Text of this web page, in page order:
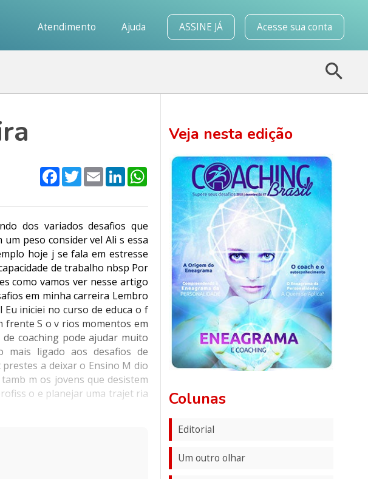
Atendimento Ajuda ASSINE JÁ Acesse sua conta
Facebook
TwitterEmailLinkedInWhatsApp
dos variados desafios que
peso consider vel Ali s essa
hoje j se fala em estresse
de trabalho nbsp Por
como vamos ver nesse artigo
em minha carreira Lembro
iniciei no curso de educa o f
frente S o v rios momentos em
coaching pode ajudar muito
mais ligado aos desafios de
a deixar o Ensino M dio
m os jovens que desistem
o e planejar uma trajet ria
Veja nesta edição
Colunas
Editorial
Um outro olhar